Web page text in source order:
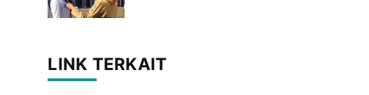
LINK TERKAIT